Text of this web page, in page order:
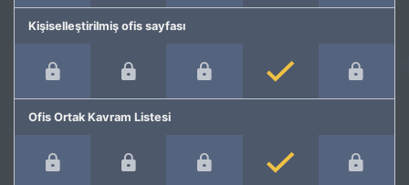
Kişiselleştirilmiş ofis sayfası
Ofis Ortak Kavram Listesi